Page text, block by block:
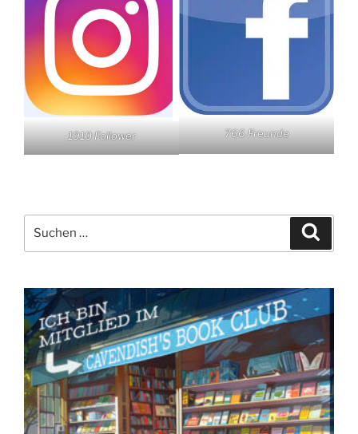
1910 Follower 766 Freunde
nach: